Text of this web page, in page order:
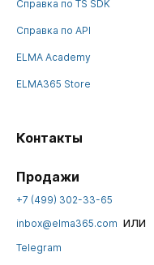
Справка по TS SDK
Справка по API
ELMA Academy
ELMA365 Store
Контакты
Продажи
+7 (499) 302-33-65
inbox@elma365.com или
Telegram